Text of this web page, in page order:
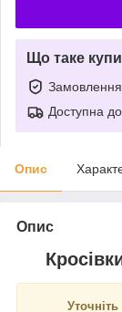
Що таке
Замовлення
Доступна
Опис
Опис